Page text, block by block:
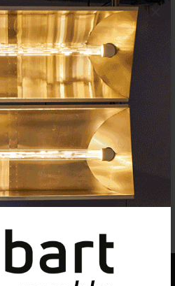
×
emocionantes a
2022
1 2